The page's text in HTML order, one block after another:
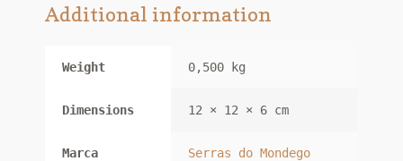
Additional information
Weight 0,500 kg
Dimensions 12 × 12 × 6 cm
Marca Serras do Mondego